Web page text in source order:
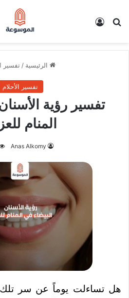
بحث عن
الرئيسية / تفسير
تفسير الأحلام
تفسير رؤية
المنام
Anas Alkomy
هل تساءلت يوماً عن سر تلك